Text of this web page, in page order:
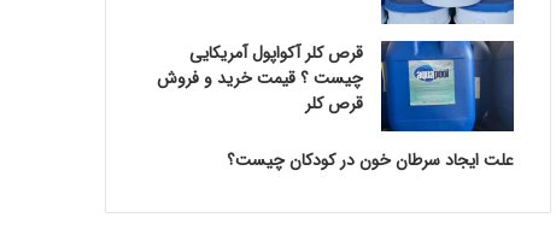
قرص کلر آکواپول آمریکایی
چیست ؟ قیمت خرید و فروش
قرص کلر
علت ایجاد سرطان خون در کودکان چیست؟